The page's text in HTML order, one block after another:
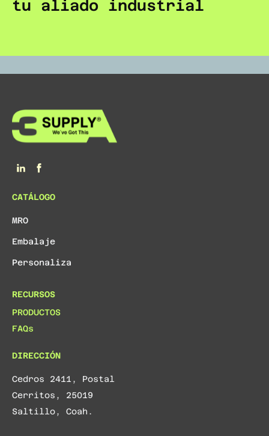
tu aliado industrial
CATÁLOGO
MRO
Embalaje
Personaliza
RECURSOS
PRODUCTOS
FAQs
DIRECCIÓN
Cedros 2411, Postal
Cerritos, 25019
Saltillo, Coah.